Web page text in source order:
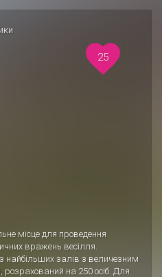
місце для проведення
вражень весілля.
найбільших залів з величезним
на 250 осіб. Для
25